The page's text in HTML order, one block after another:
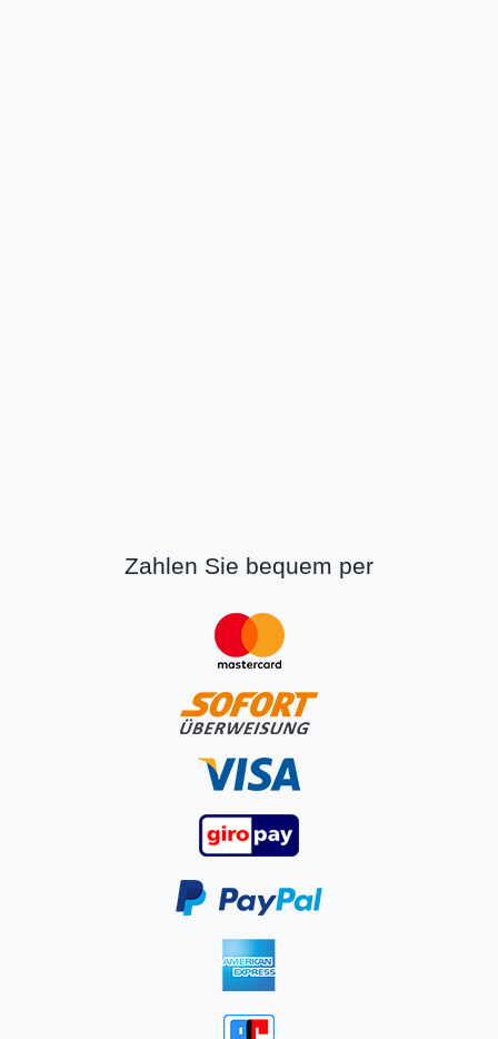
Zahlen Sie bequem per